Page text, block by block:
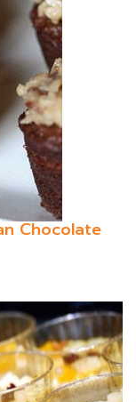
Chocolate